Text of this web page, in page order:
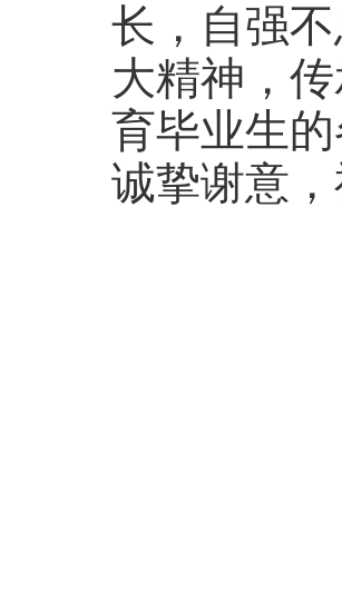
长，自强
大精神，
育毕业生
诚挚谢意